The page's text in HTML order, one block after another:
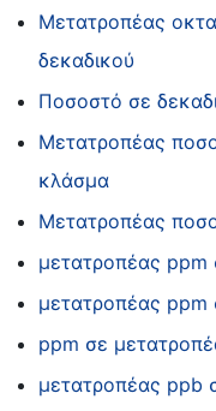
Μετατροπέας
δεκαδικού
Ποσοστό σε
Μετατροπέας
κλάσμα
Μετατροπέας
μετατροπέας ppm
μετατροπέας ppm
ppm σε
μετατροπέας ppb